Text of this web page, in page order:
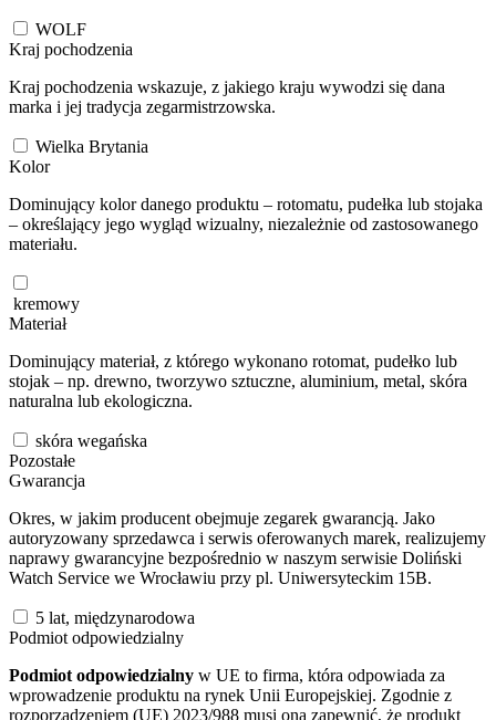
WOLF
Kraj pochodzenia
Kraj pochodzenia wskazuje, z jakiego kraju wywodzi się dana
marka i jej tradycja zegarmistrzowska.
Wielka Brytania
Kolor
Dominujący kolor danego produktu – rotomatu, pudełka lub stojaka
– określający jego wygląd wizualny, niezależnie od zastosowanego
materiału.
kremowy
Materiał
Dominujący materiał, z którego wykonano rotomat, pudełko lub
stojak – np. drewno, tworzywo sztuczne, aluminium, metal, skóra
naturalna lub ekologiczna.
skóra wegańska
Pozostałe
Gwarancja
Okres, w jakim producent obejmuje zegarek gwarancją. Jako
autoryzowany sprzedawca i serwis oferowanych marek, realizujemy
naprawy gwarancyjne bezpośrednio w naszym serwisie Doliński
Watch Service we Wrocławiu przy pl. Uniwersyteckim 15B.
5 lat, międzynarodowa
Podmiot odpowiedzialny
Podmiot odpowiedzialny w UE to firma, która odpowiada za
wprowadzenie produktu na rynek Unii Europejskiej. Zgodnie z
rozporządzeniem (UE) 2023/988 musi ona zapewnić, że produkt